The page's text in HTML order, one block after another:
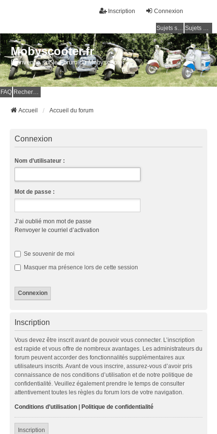
Connexion
Inscription
Sujets sans réponse Sujets actifs
Mobyscooter.fr
Bienvenue sur le Forum du Mobyscooter
FAQ Rechercher
Accueil Accueil du forum
Connexion
Nom d’utilisateur :
Mot de passe :
J’ai oublié mon mot de passe
Renvoyer le courriel d’activation
Se souvenir de moi
Masquer ma présence lors de cette session
Inscription
Vous devez être inscrit avant de pouvoir vous connecter. L’inscription
est rapide et vous offre de nombreux avantages. Les administrateurs du
forum peuvent accorder des fonctionnalités supplémentaires aux
utilisateurs inscrits. Avant de vous inscrire, assurez-vous d’avoir pris
connaissance de nos conditions d’utilisation et de notre politique de
confidentialité. Veuillez également prendre le temps de consulter
attentivement toutes les règles du forum lors de votre navigation.
Conditions d’utilisation | Politique de confidentialité
Inscription